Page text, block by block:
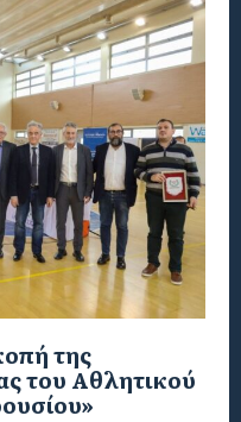
της
του Αθλητικού